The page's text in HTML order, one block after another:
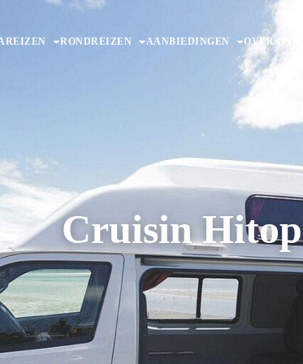
RONDREIZEN AANBIEDINGEN OVER ONS
Cruisin Hitop